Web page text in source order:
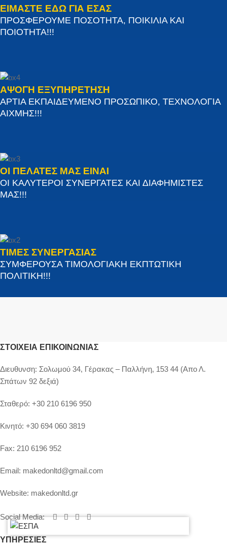
ΕΙΜΑΣΤΕ ΕΔΩ ΓΙΑ ΕΣΑΣ
ΠΡΟΣΦΕΡΟΥΜΕ ΠΟΣΟΤΗΤΑ, ΠΟΙΚΙΛΙΑ ΚΑΙ
ΠΟΙΟΤΗΤΑ!!!
ΑΨΟΓΗ ΕΞΥΠΗΡΕΤΗΣΗ
ΑΡΤΙΑ ΕΚΠΑΙΔΕΥΜΕΝΟ ΠΡΟΣΩΠΙΚΟ, ΤΕΧΝΟΛΟΓΙΑ
ΑΙΧΜΗΣ!!!
ΟΙ ΠΕΛΑΤΕΣ ΜΑΣ ΕΙΝΑΙ
ΟΙ ΚΑΛΥΤΕΡΟΙ ΣΥΝΕΡΓΑΤΕΣ ΚΑΙ ΔΙΑΦΗΜΙΣΤΕΣ
ΜΑΣ!!!
ΤΙΜΕΣ ΣΥΝΕΡΓΑΣΙΑΣ
ΣΥΜΦΕΡΟΥΣΑ ΤΙΜΟΛΟΓΙΑΚΗ ΕΚΠΤΩΤΙΚΗ
ΠΟΛΙΤΙΚΗ!!!
ΣΤΟΙΧΕΊΑ ΕΠΙΚΟΙΝΩΝΊΑΣ
Διευθυνση: Σολωμού 34, Γέρακας – Παλλήνη, 153 44 (Απο Λ.
Σπάτων 92 δεξιά)
Σταθερό: +30 210 6196 950
Κινητό: +30 694 060 3819
Fax: 210 6196 952
Email: makedonltd@gmail.com
Website: makedonltd.gr
Social Media:
ΥΠΗΡΕΣΙΕΣ